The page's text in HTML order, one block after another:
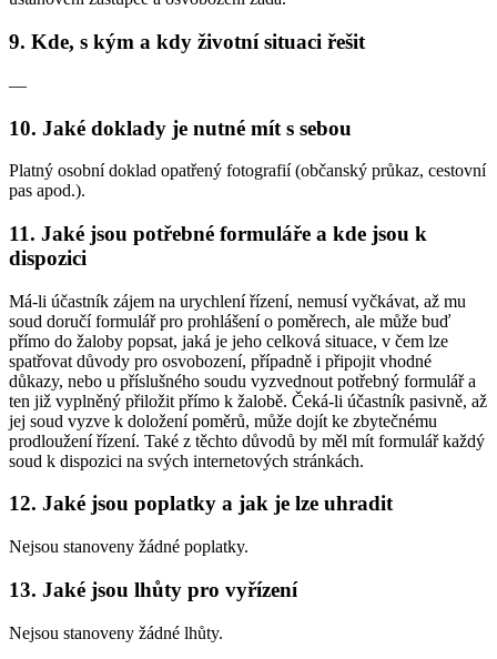
9. Kde, s kým a kdy životní situaci řešit
—
10. Jaké doklady je nutné mít s sebou
Platný osobní doklad opatřený fotografií (občanský průkaz, cestovní
pas apod.).
11. Jaké jsou potřebné formuláře a kde jsou k
dispozici
Má-li účastník zájem na urychlení řízení, nemusí vyčkávat, až mu
soud doručí formulář pro prohlášení o poměrech, ale může buď
přímo do žaloby popsat, jaká je jeho celková situace, v čem lze
spatřovat důvody pro osvobození, případně i připojit vhodné
důkazy, nebo u příslušného soudu vyzvednout potřebný formulář a
ten již vyplněný přiložit přímo k žalobě. Čeká-li účastník pasivně, až
jej soud vyzve k doložení poměrů, může dojít ke zbytečnému
prodloužení řízení. Také z těchto důvodů by měl mít formulář každý
soud k dispozici na svých internetových stránkách.
12. Jaké jsou poplatky a jak je lze uhradit
Nejsou stanoveny žádné poplatky.
13. Jaké jsou lhůty pro vyřízení
Nejsou stanoveny žádné lhůty.